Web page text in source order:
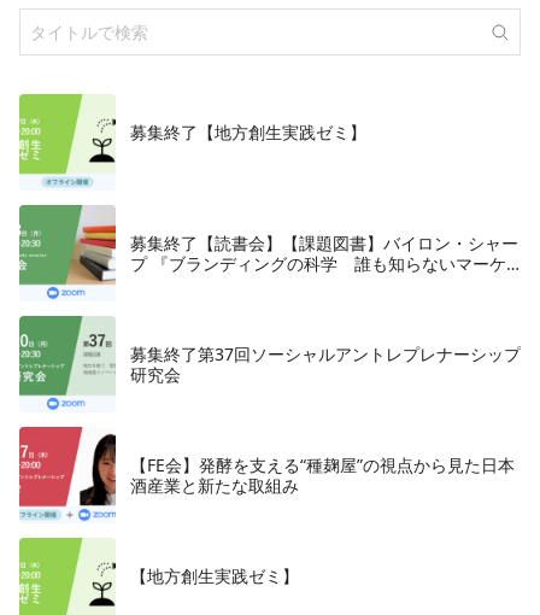
募集終了【地方創生実践ゼミ】
募集終了【読書会】【課題図書】バイロン・シャー
プ 『ブランディングの科学 誰も知らないマーケ
募集終了第37回ソーシャルアントレプレナーシップ
研究会
【FE会】発酵を支える“種麹屋”の視点から見た日本
酒産業と新たな取組み
【地方創生実践ゼミ】